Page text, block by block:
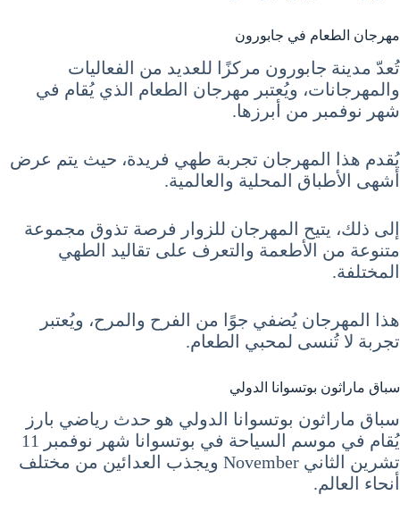
مهرجان الطعام في جابورون
تُعدّ مدينة جابورون مركزًا للعديد من الفعاليات
والمهرجانات، ويُعتبر مهرجان الطعام الذي يُقام في
شهر نوفمبر من أبرزها.
يُقدم هذا المهرجان تجربة طهي فريدة، حيث يتم عرض
أشهى الأطباق المحلية والعالمية.
إلى ذلك، يتيح المهرجان للزوار فرصة تذوق مجموعة
متنوعة من الأطعمة والتعرف على تقاليد الطهي
المختلفة.
هذا المهرجان يُضفي جوًا من الفرح والمرح، ويُعتبر
تجربة لا تُنسى لمحبي الطعام.
سباق ماراثون بوتسوانا الدولي
سباق ماراثون بوتسوانا الدولي هو حدث رياضي بارز
يُقام في موسم السياحة في بوتسوانا شهر نوفمبر 11
تشرين الثاني November ويجذب العدائين من مختلف
أنحاء العالم.